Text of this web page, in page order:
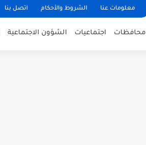
معلومات عنا الشروط والأحكام اتصل بنا
محافظات اجتماعيات الشؤون الاجتماعية